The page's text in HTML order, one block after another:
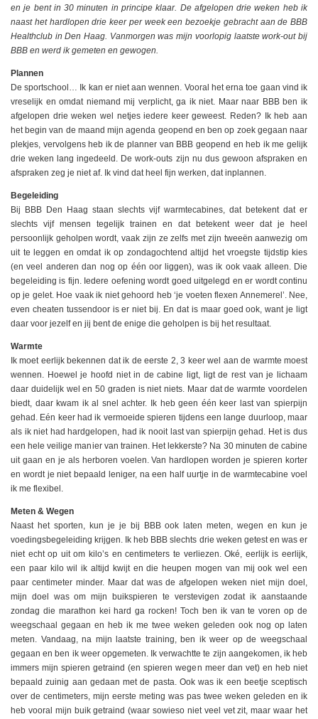
en je bent in 30 minuten in principe klaar. De afgelopen drie weken heb ik
naast het hardlopen drie keer per week een bezoekje gebracht aan de BBB
Healthclub in Den Haag. Vanmorgen was mijn voorlopig laatste work-out bij
BBB en werd ik gemeten en gewogen.
Plannen
De sportschool… Ik kan er niet aan wennen. Vooral het erna toe gaan vind ik
vreselijk en omdat niemand mij verplicht, ga ik niet. Maar naar BBB ben ik
afgelopen drie weken wel netjes iedere keer geweest. Reden? Ik heb aan
het begin van de maand mijn agenda geopend en ben op zoek gegaan naar
plekjes, vervolgens heb ik de planner van BBB geopend en heb ik me gelijk
drie weken lang ingedeeld. De work-outs zijn nu dus gewoon afspraken en
afspraken zeg je niet af. Ik vind dat heel fijn werken, dat inplannen.
Begeleiding
Bij BBB Den Haag staan slechts vijf warmtecabines, dat betekent dat er
slechts vijf mensen tegelijk trainen en dat betekent weer dat je heel
persoonlijk geholpen wordt, vaak zijn ze zelfs met zijn tweeën aanwezig om
uit te leggen en omdat ik op zondagochtend altijd het vroegste tijdstip kies
(en veel anderen dan nog op één oor liggen), was ik ook vaak alleen. Die
begeleiding is fijn. Iedere oefening wordt goed uitgelegd en er wordt continu
op je gelet. Hoe vaak ik niet gehoord heb ‘je voeten flexen Annemerel’. Nee,
even cheaten tussendoor is er niet bij. En dat is maar goed ook, want je ligt
daar voor jezelf en jij bent de enige die geholpen is bij het resultaat.
Warmte
Ik moet eerlijk bekennen dat ik de eerste 2, 3 keer wel aan de warmte moest
wennen. Hoewel je hoofd niet in de cabine ligt, ligt de rest van je lichaam
daar duidelijk wel en 50 graden is niet niets. Maar dat de warmte voordelen
biedt, daar kwam ik al snel achter. Ik heb geen één keer last van spierpijn
gehad. Eén keer had ik vermoeide spieren tijdens een lange duurloop, maar
als ik niet had hardgelopen, had ik nooit last van spierpijn gehad. Het is dus
een hele veilige manier van trainen. Het lekkerste? Na 30 minuten de cabine
uit gaan en je als herboren voelen. Van hardlopen worden je spieren korter
en wordt je niet bepaald leniger, na een half uurtje in de warmtecabine voel
ik me flexibel.
Meten & Wegen
Naast het sporten, kun je je bij BBB ook laten meten, wegen en kun je
voedingsbegeleiding krijgen. Ik heb BBB slechts drie weken getest en was er
niet echt op uit om kilo’s en centimeters te verliezen. Oké, eerlijk is eerlijk,
een paar kilo wil ik altijd kwijt en die heupen mogen van mij ook wel een
paar centimeter minder. Maar dat was de afgelopen weken niet mijn doel,
mijn doel was om mijn buikspieren te verstevigen zodat ik aanstaande
zondag die marathon kei hard ga rocken! Toch ben ik van te voren op de
weegschaal gegaan en heb ik me twee weken geleden ook nog op laten
meten. Vandaag, na mijn laatste training, ben ik weer op de weegschaal
gegaan en ben ik weer opgemeten. Ik verwachtte te zijn aangekomen, ik heb
immers mijn spieren getraind (en spieren wegen meer dan vet) en heb niet
bepaald zuinig aan gedaan met de pasta. Ook was ik een beetje sceptisch
over de centimeters, mijn eerste meting was pas twee weken geleden en ik
heb vooral mijn buik getraind (waar sowieso niet veel vet zit, maar waar het